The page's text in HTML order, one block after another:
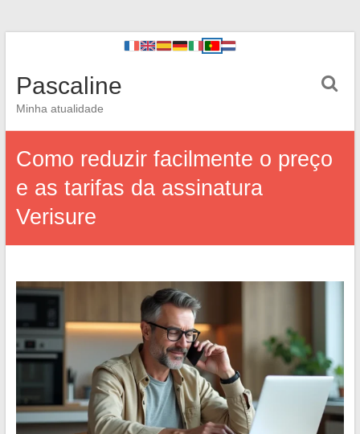
Pascaline
Minha atualidade
Como reduzir facilmente o preço
e as tarifas da assinatura
Verisure